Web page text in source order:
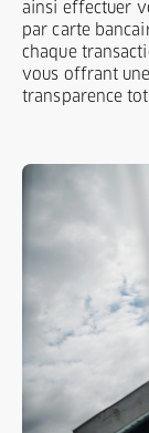
ainsi effectuer
par carte
chaque
vous offrant
transparence